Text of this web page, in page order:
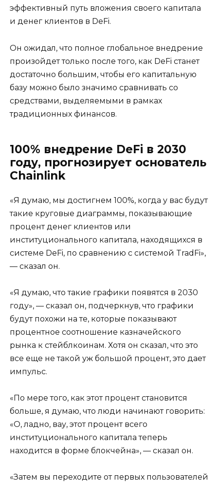
эффективный путь вложения своего капитала
и денег клиентов в DeFi.
Он ожидал, что полное глобальное внедрение
произойдет только после того, как DeFi станет
достаточно большим, чтобы его капитальную
базу можно было значимо сравнивать со
средствами, выделяемыми в рамках
традиционных финансов.
100% внедрение DeFi в 2030
году, прогнозирует основатель
Chainlink
«Я думаю, мы достигнем 100%, когда у вас будут
такие круговые диаграммы, показывающие
процент денег клиентов или
институционального капитала, находящихся в
системе DeFi, по сравнению с системой TradFi»,
— сказал он.
«Я думаю, что такие графики появятся в 2030
году», — сказал он, подчеркнув, что графики
будут похожи на те, которые показывают
процентное соотношение казначейского
рынка к стейблкоинам. Хотя он сказал, что это
все еще не такой уж большой процент, это дает
импульс.
«По мере того, как этот процент становится
больше, я думаю, что люди начинают говорить:
«О, ладно, вау, этот процент всего
институционального капитала теперь
находится в форме блокчейна», — сказал он.
«Затем вы переходите от первых пользователей